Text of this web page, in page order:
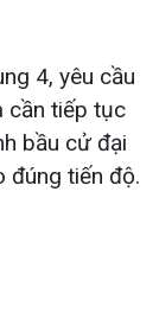
4, yêu cầu
cần tiếp tục
bầu cử đại
đúng tiến độ.